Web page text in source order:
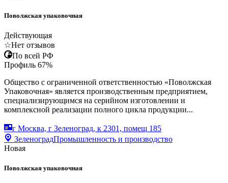
Поволжская упаковочная
Действующая
☆Нет отзывов
По всей РФ
Профиль 67%
Общество с ограниченной ответственностью «Поволжская
Упаковочная» является производственным предприятием,
специализирующимся на серийном изготовлении и
комплексной реализации полного цикла продукции...
г Москва, г Зеленоград, к 2301, помещ 185
ЗеленоградПромышленность и производство
Новая
Поволжская упаковочная